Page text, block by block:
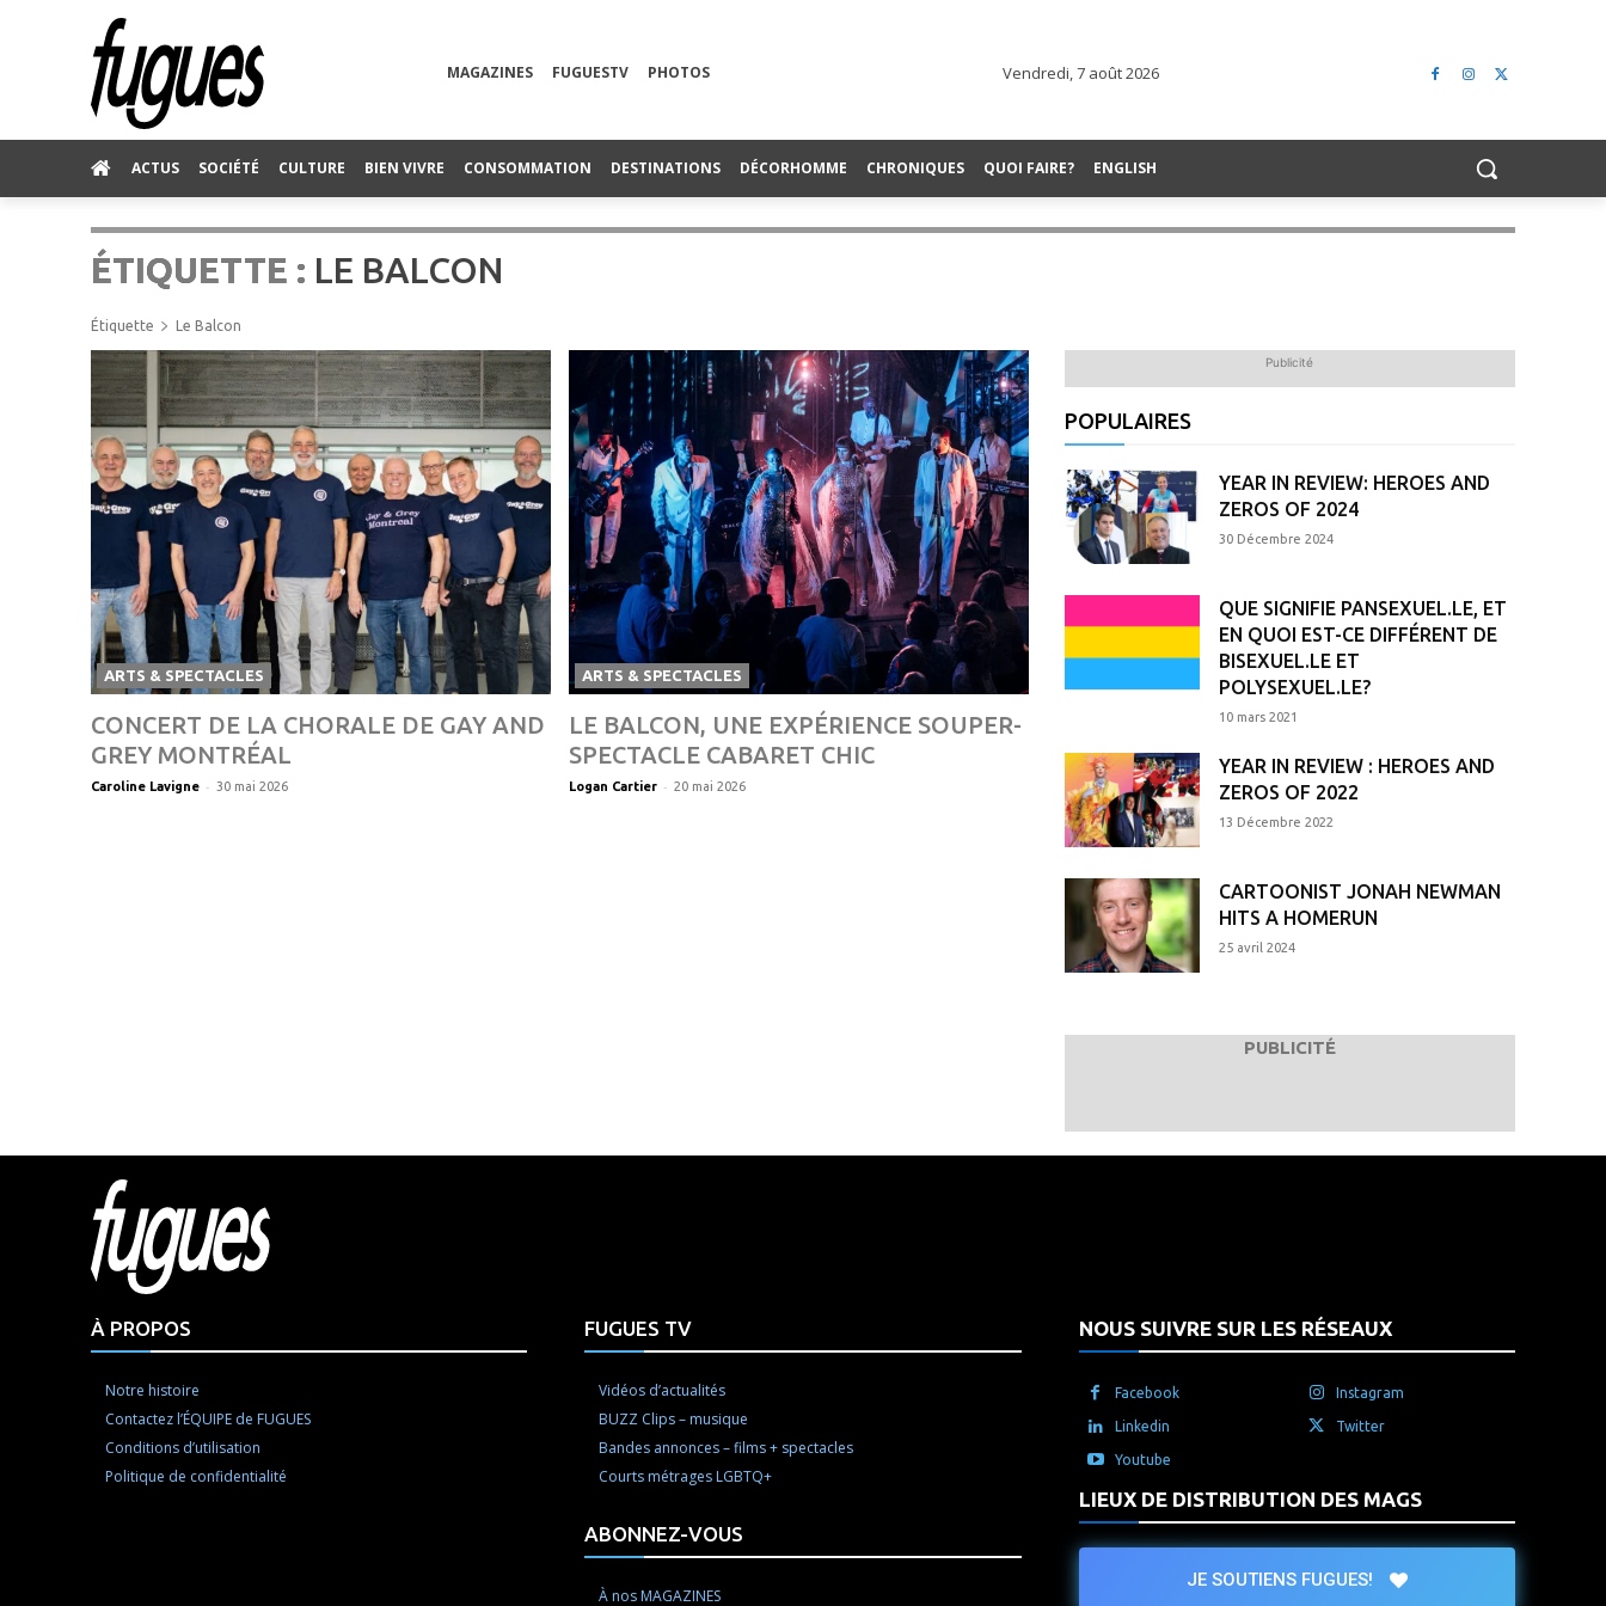
MAGAZINES FUGUESTV PHOTOS Vendredi, 7 août 2026
ACTUS SOCIÉTÉ CULTURE BIEN VIVRE CONSOMMATION DESTINATIONS DÉCORHOMME CHRONIQUES QUOI FAIRE? ENGLISH
ÉTIQUETTE : LE BALCON
Étiquette Le Balcon
ARTS & SPECTACLES
CONCERT DE LA CHORALE DE GAY AND
GREY MONTRÉAL
Caroline Lavigne - 30 mai 2026
ARTS & SPECTACLES
LE BALCON, UNE EXPÉRIENCE SOUPER-
SPECTACLE CABARET CHIC
Logan Cartier - 20 mai 2026
Publicité
POPULAIRES
YEAR IN REVIEW: HEROES AND
ZEROS OF 2024
30 Décembre 2024
QUE SIGNIFIE PANSEXUEL.LE, ET
EN QUOI EST-CE DIFFÉRENT DE
BISEXUEL.LE ET
POLYSEXUEL.LE?
10 mars 2021
YEAR IN REVIEW : HEROES AND
ZEROS OF 2022
13 Décembre 2022
CARTOONIST JONAH NEWMAN
HITS A HOMERUN
25 avril 2024
PUBLICITÉ
À PROPOS
Notre histoire
Contactez l’ÉQUIPE de FUGUES
Conditions d’utilisation
Politique de confidentialité
FUGUES TV
Vidéos d’actualités
BUZZ Clips – musique
Bandes annonces – films + spectacles
Courts métrages LGBTQ+
ABONNEZ-VOUS
À nos MAGAZINES
NOUS SUIVRE SUR LES RÉSEAUX
Facebook Instagram
Linkedin Twitter
Youtube
LIEUX DE DISTRIBUTION DES MAGS
JE SOUTIENS FUGUES!